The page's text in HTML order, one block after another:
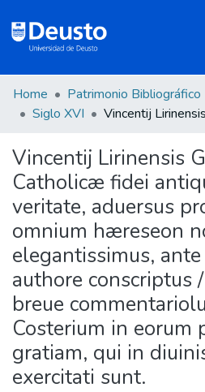
Communities & Collections
All of DSpace
Statistics
Home Patrimonio Bibliográfico
Siglo XVI
Vincentij Lirinensis
Catholicæ fidei
veritate, aduersus
omnium hæreseon
elegantissimus,
authore conscriptus
breue
Costerium in eorum
gratiam, qui in
exercitati sunt.